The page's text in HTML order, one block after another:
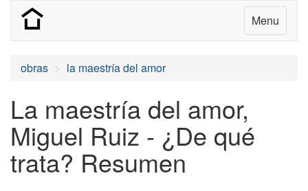
Menu
obras la maestría del amor
La maestría del amor,
Miguel Ruiz - ¿De qué
trata? Resumen